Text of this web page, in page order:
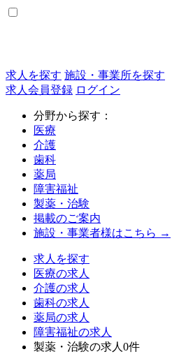
求人を探す 施設・事業所を探す
求人会員登録 ログイン
分野から探す：
医療
介護
歯科
薬局
障害福祉
製薬・治験
掲載のご案内
施設・事業者様はこちら →
求人を探す
医療の求人
介護の求人
歯科の求人
薬局の求人
障害福祉の求人
製薬・治験の求人 0件